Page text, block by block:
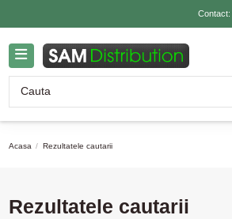
Contact:
Acasa Rezultatele cautarii
Rezultatele cautarii